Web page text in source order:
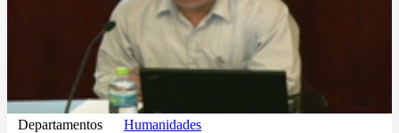
Departamentos Humanidades